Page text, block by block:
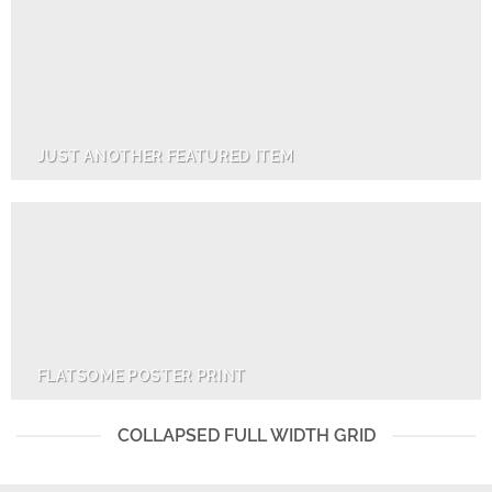
JUST ANOTHER FEATURED ITEM
FLATSOME POSTER PRINT
COLLAPSED FULL WIDTH GRID